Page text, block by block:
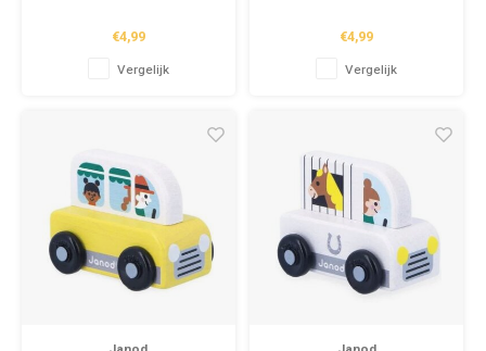
€4,99
Vergelijk
€4,99
Vergelijk